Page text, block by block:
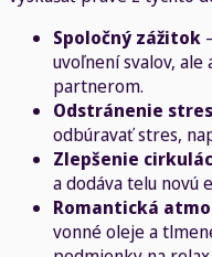
Spoločný zážitok
uvoľnení svalov,
partnerom.
Odstránenie
odbúravať stres,
Zlepšenie
a dodáva telu novú
Romantická
vonné oleje a